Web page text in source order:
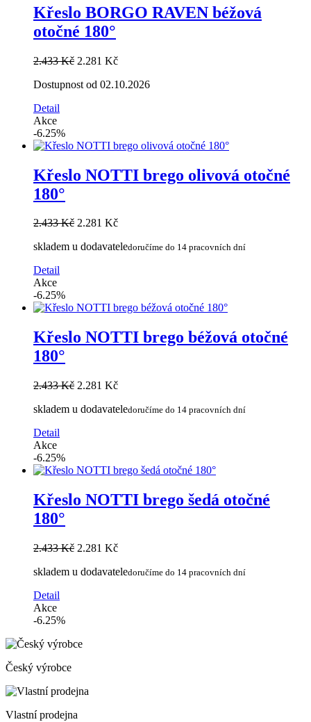
Křeslo BORGO RAVEN béžová
otočné 180°
2.433 Kč 2.281 Kč
Dostupnost od 02.10.2026
Detail
Akce
-6.25%
Křeslo NOTTI brego olivová otočné
180°
2.433 Kč 2.281 Kč
skladem u dodavateledoručíme do 14 pracovních dní
Detail
Akce
-6.25%
Křeslo NOTTI brego béžová otočné
180°
2.433 Kč 2.281 Kč
skladem u dodavateledoručíme do 14 pracovních dní
Detail
Akce
-6.25%
Křeslo NOTTI brego šedá otočné
180°
2.433 Kč 2.281 Kč
skladem u dodavateledoručíme do 14 pracovních dní
Detail
Akce
-6.25%
Český výrobce
Vlastní prodejna